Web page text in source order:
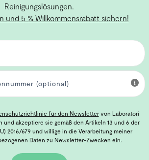
Reinigungslösungen.
und 5 % Willkommensrabatt sichern!
für den Newslettervon Laboratori
und akzeptiere sie gemäß den Artikeln 13 und 6 der
2016/679 und willige in die Verarbeitung meiner
Daten zu Newsletter-Zwecken ein.